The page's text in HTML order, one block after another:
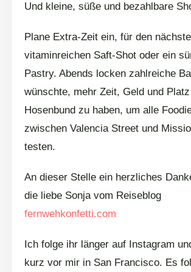
Und kleine, süße und bezahlbare
Plane Extra-Zeit ein, für den
vitaminreichen Saft-Shot oder ein
Pastry. Abends locken zahlreiche
wünschte, mehr Zeit, Geld und
Hosenbund zu haben, um alle
zwischen Valencia Street und
testen.
An dieser Stelle ein herzliches
die liebe Sonja vom Reiseblog
fernwehkonfetti.com
Ich folge ihr länger auf Instagram
kurz vor mir in San Francisco. Es